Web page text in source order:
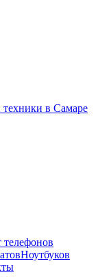
техники в Самаре
телефонов
Ноутбуков